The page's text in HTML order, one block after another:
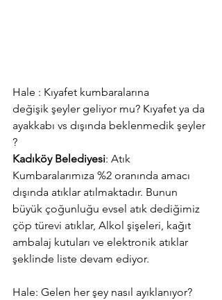
Hale : Kıyafet kumbaralarına
değişik şeyler geliyor mu? Kıyafet ya da
ayakkabı vs dışında beklenmedik şeyler
?
Kadıköy Belediyesi: Atık
Kumbaralarımıza %2 oranında amacı
dışında atıklar atılmaktadır. Bunun
büyük çoğunluğu evsel atık dediğimiz
çöp türevi atıklar, Alkol şişeleri, kağıt
ambalaj kutuları ve elektronik atıklar
şeklinde liste devam ediyor.
Hale: Gelen her şey nasıl ayıklanıyor?